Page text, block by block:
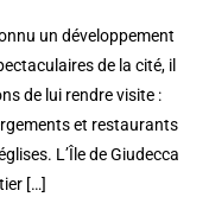
un développement
de la cité, il
de lui rendre visite :
et restaurants
L’Île de Giudecca
[…]